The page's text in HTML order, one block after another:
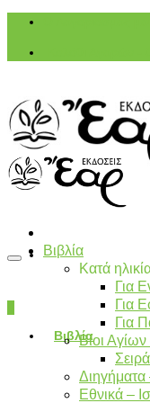
Βιβλία
Βιβλία
Κατά
Για
Για
Για
Βίοι
Διηγήματα
Εθνικά –